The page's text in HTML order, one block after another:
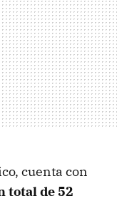
cuenta con
total de 52